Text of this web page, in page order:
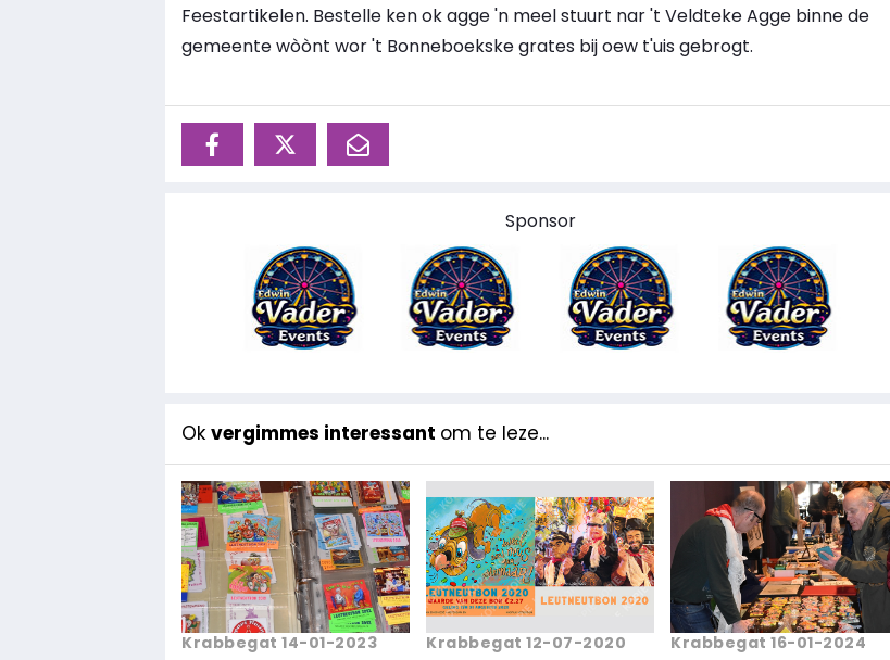
Feestartikelen. Bestelle ken ok agge 'n meel stuurt nar 't Veldteke Agge binne de
gemeente wòònt wor 't Bonneboekske grates bij oew t'uis gebrogt.
Sponsor
Ok vergimmes interessant om te leze...
Krabbegat 14-01-2023 Krabbegat 12-07-2020 Krabbegat 16-01-2024